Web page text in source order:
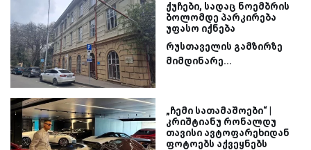
ქუჩები, სადაც ნოემბრის
ბოლომდე პარკირება
უფასო იქნება
რუსთაველის გამზირზე
მიმდინარე...
„ჩემი სათამაშოები“ |
კრიშტიანუ რონალდუ
თავისი ავტოფარეხიდან
ფოტოებს აქვეყნებს